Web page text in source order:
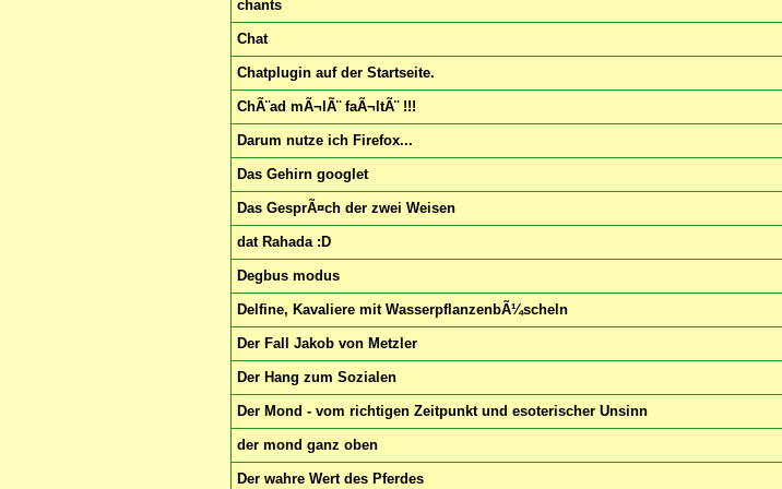
chants
Chat
Chatplugin auf der Startseite.
ChÃ¨ad mÃ¬lÃ¨ faÃ¬ltÃ¨ !!!
Darum nutze ich Firefox...
Das Gehirn googlet
Das GesprÃ¤ch der zwei Weisen
dat Rahada :D
Degbus modus
Delfine, Kavaliere mit WasserpflanzenbÃ¼scheln
Der Fall Jakob von Metzler
Der Hang zum Sozialen
Der Mond - vom richtigen Zeitpunkt und esoterischer Unsinn
der mond ganz oben
Der wahre Wert des Pferdes